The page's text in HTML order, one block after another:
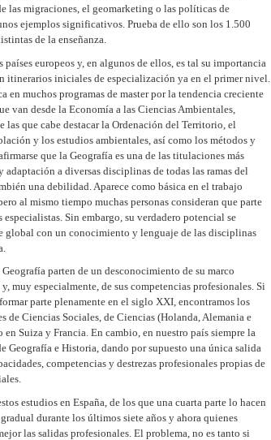
las migraciones, el geomarketing o las políticas de
ejemplos significativos. Prueba de ello son los 1.500
de la enseñanza.
europeos y, en algunos de ellos, es tal su importancia
itinerarios iniciales de especialización ya en el primer nivel.
en muchos programas de master por la tendencia creciente
van desde la Economía a las Ciencias Ambientales,
que cabe destacar la Ordenación del Territorio, el
y los estudios ambientales, así como los métodos y
que la Geografía es una de las titulaciones más
a diversas disciplinas de todas las ramas del
una debilidad. Aparece como básica en el trabajo
al mismo tiempo muchas personas consideran que parte
Sin embargo, su verdadero potencial se
global con un conocimiento y lenguaje de las disciplinas
parten de un desconocimiento de su marco
muy especialmente, de sus competencias profesionales. Si
parte plenamente en el siglo XXI, encontramos los
de Ciencias Sociales, de Ciencias (Holanda, Alemania e
Suiza y Francia. En cambio, en nuestro país siempre la
Geografía e Historia, dando por supuesto una única salida
competencias y destrezas profesionales propias de
estudios en España, de los que una cuarta parte lo hacen
durante los últimos siete años y ahora quienes
las salidas profesionales. El problema, no es tanto si